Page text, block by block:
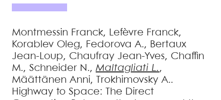
Montmessin Franck, Lefèvre Franck,
Korablev Oleg, Fedorova A., Bertaux
Jean-Loup, Chaufray Jean-Yves, Chaffin
M., Schneider N., Maltagliati L.,
Määttänen Anni, Trokhimovsky A..
Highway to Space: The Direct